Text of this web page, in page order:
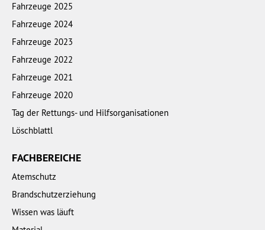
Fahrzeuge 2025
Fahrzeuge 2024
Fahrzeuge 2023
Fahrzeuge 2022
Fahrzeuge 2021
Fahrzeuge 2020
Tag der Rettungs- und Hilfsorganisationen
Löschblattl
FACHBEREICHE
Atemschutz
Brandschutzerziehung
Wissen was läuft